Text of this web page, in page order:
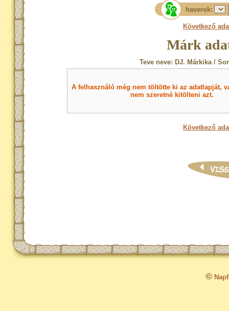
haverok:
Következő
Márk
Teve neve: DJ. Márkika /
A felhasználó még nem töltötte ki az adatlapját,
nem szeretné kitölteni azt.
Következő
©